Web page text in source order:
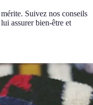
Suivez nos conseils
assurer bien-être et